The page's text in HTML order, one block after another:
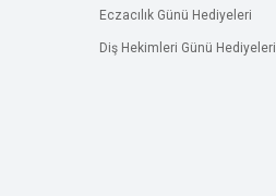
Eczacılık Günü Hediyeleri
Diş Hekimleri Günü Hediyeleri